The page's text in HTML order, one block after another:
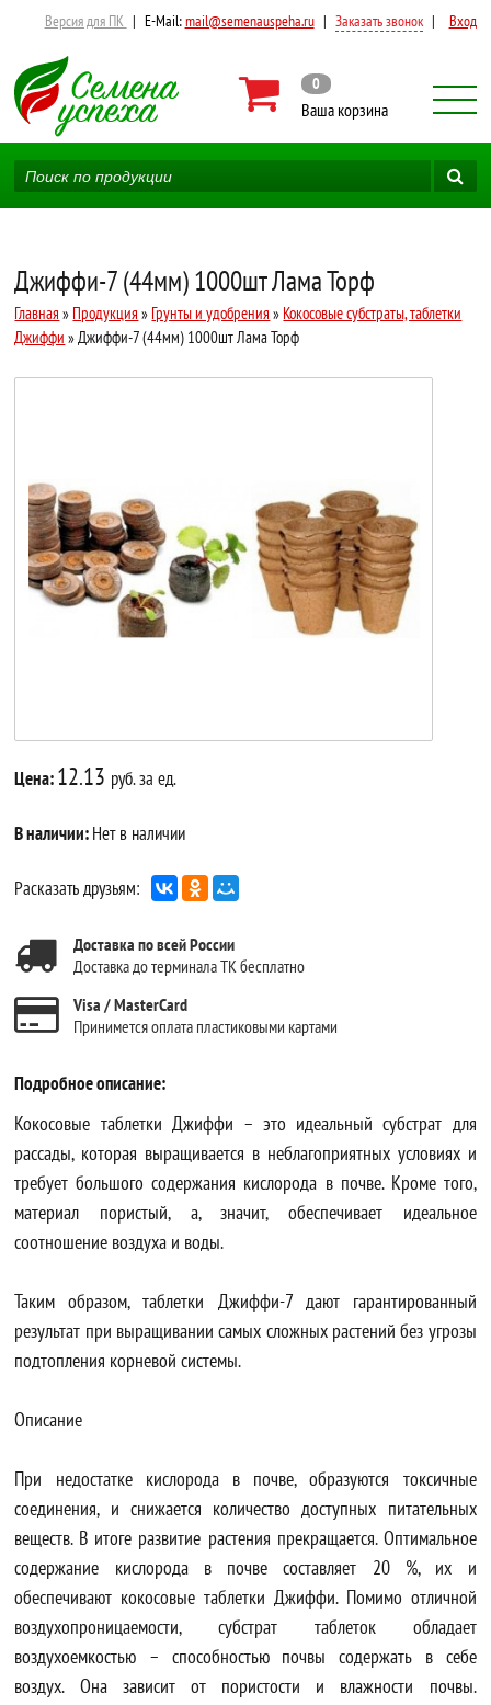
Версия для ПК | E-Mail:mail@semenauspeha.ru | Заказать звонок | Вход
0
Ваша корзина
Джиффи-7 (44мм) 1000шт Лама Торф
Главная » Продукция » Грунты и удобрения » Кокосовые субстраты, таблетки
Джиффи » Джиффи-7 (44мм) 1000шт Лама Торф
Цена:12.13 руб. за ед.
В наличии:Нет в наличии
Расказать друзьям:
Доставка по всей России
Доставка до терминала ТК бесплатно
Visa / MasterCard
Принимется оплата пластиковыми картами
Подробное описание:
Кокосовые таблетки Джиффи – это идеальный субстрат для
рассады, которая выращивается в неблагоприятных условиях и
требует большого содержания кислорода в почве. Кроме того,
материал пористый, а, значит, обеспечивает идеальное
соотношение воздуха и воды.
Таким образом, таблетки Джиффи-7 дают гарантированный
результат при выращивании самых сложных растений без угрозы
подтопления корневой системы.
Описание
При недостатке кислорода в почве, образуются токсичные
соединения, и снижается количество доступных питательных
веществ. В итоге развитие растения прекращается. Оптимальное
содержание кислорода в почве составляет 20 %, их и
обеспечивают кокосовые таблетки Джиффи. Помимо отличной
воздухопроницаемости, субстрат таблеток обладает
воздухоемкостью – способностью почвы содержать в себе
воздух. Она зависит от пористости и влажности почвы.